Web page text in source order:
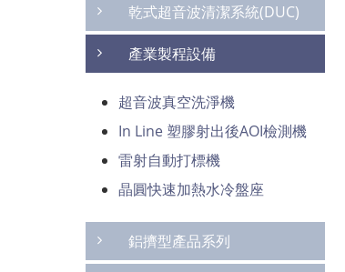
乾式超音波清潔系統(DUC)
產業製程設備
超音波真空洗淨機
In Line 塑膠射出後AOI檢測機
雷射自動打標機
晶圓快速加熱水冷盤座
鋁擠型產品系列